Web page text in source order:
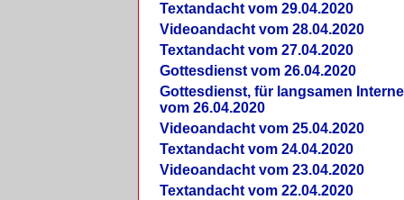
Textandacht vom 29.04.2020
Videoandacht vom 28.04.2020
Textandacht vom 27.04.2020
Gottesdienst vom 26.04.2020
Gottesdienst, für langsamen
vom 26.04.2020
Videoandacht vom 25.04.2020
Textandacht vom 24.04.2020
Videoandacht vom 23.04.2020
Textandacht vom 22.04.2020